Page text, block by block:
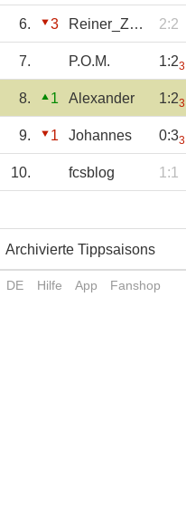
6. 3 Reiner_Zufall 2:2
7. P.O.M. 1:23
8. 1 Alexander 1:23
9. 1 Johannes 0:33
10. fcsblog 1:1
Archivierte Tippsaisons
DE Hilfe App Fanshop